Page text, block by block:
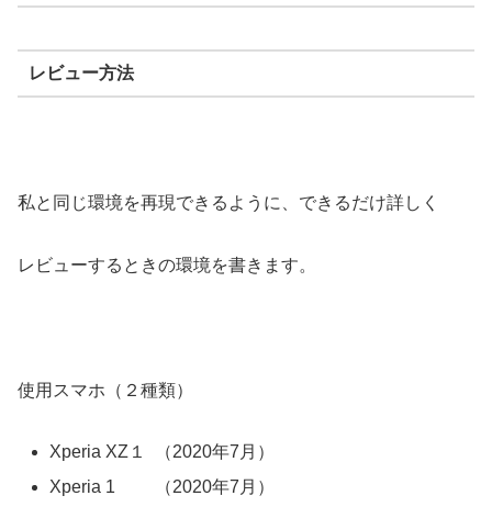
レビュー方法
私と同じ環境を再現できるように、できるだけ詳しく
レビューするときの環境を書きます。
使用スマホ（２種類）
Xperia XZ１ （2020年7月）
Xperia 1 （2020年7月）